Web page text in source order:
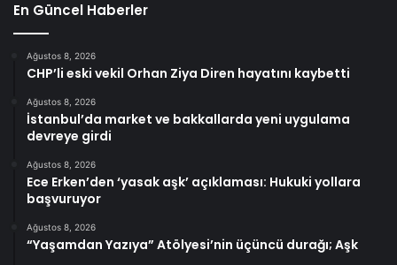
En Güncel Haberler
Ağustos 8, 2026
CHP’li eski vekil Orhan Ziya Diren hayatını kaybetti
Ağustos 8, 2026
İstanbul’da market ve bakkallarda yeni uygulama
devreye girdi
Ağustos 8, 2026
Ece Erken’den ‘yasak aşk’ açıklaması: Hukuki yollara
başvuruyor
Ağustos 8, 2026
“Yaşamdan Yazıya” Atölyesi’nin üçüncü durağı; Aşk